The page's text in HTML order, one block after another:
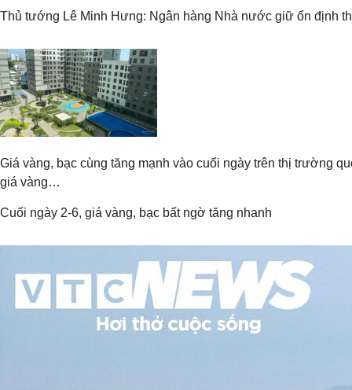
Thủ tướng Lê Minh Hưng: Ngân hàng Nhà nước giữ ổn định
Giá vàng, bạc cùng tăng mạnh vào cuối ngày trên thị trường
giá vàng…
Cuối ngày 2-6, giá vàng, bạc bất ngờ tăng nhanh